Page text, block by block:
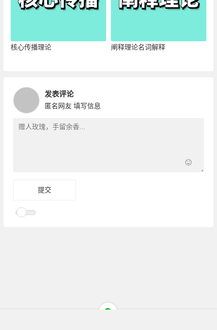
核心传播理论 阐释理论名词解释
发表评论
匿名网友 填写信息